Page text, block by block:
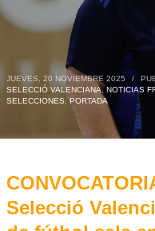
JUEVES, 20 NOVIEMBRE 2025 /
SELECCIÓ VALENCIANA,NOTICIAS
SELECCIONES ,PORTADA
Selecció